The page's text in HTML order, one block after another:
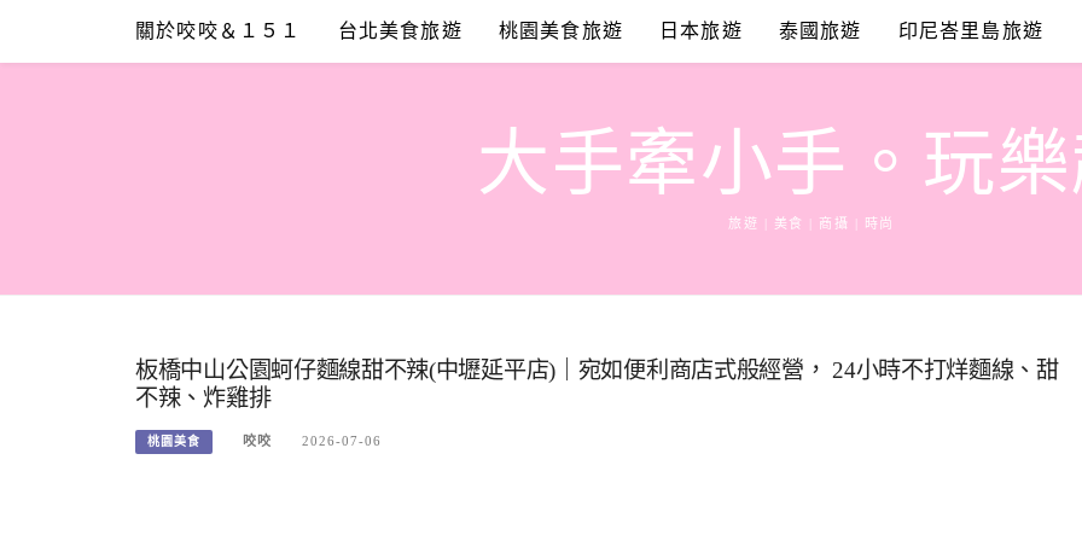
content
關於咬咬＆１５１ 台北美食旅遊 桃園美食旅遊 日本旅遊 泰國旅遊 印尼峇里島旅遊
大手牽小手。玩
旅遊 | 美食 | 商攝 | 時尚
板橋中山公園蚵仔麵線甜不辣(中壢延平店)｜宛如便利商店式般經營， 24小時不打烊麵線、甜
不辣、炸雞排
桃園美食 咬咬 2026-07-06